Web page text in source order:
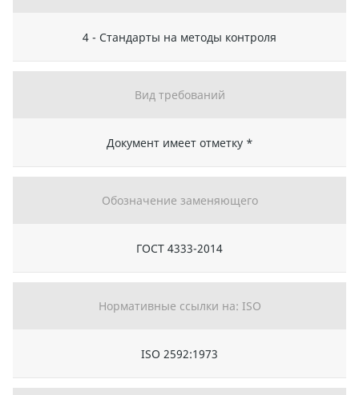
4 - Стандарты на методы контроля
Вид требований
Документ имеет отметку *
Обозначение заменяющего
ГОСТ 4333-2014
Нормативные ссылки на: ISO
ISO 2592:1973